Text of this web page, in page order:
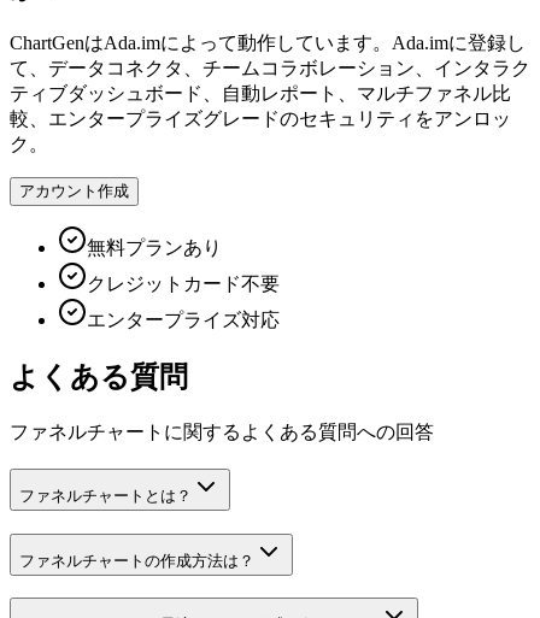
ChartGenはAda.imによって動作しています。Ada.imに登録し
て、データコネクタ、チームコラボレーション、インタラク
ティブダッシュボード、自動レポート、マルチファネル比
較、エンタープライズグレードのセキュリティをアンロッ
ク。
アカウント作成
無料プランあり
クレジットカード不要
エンタープライズ対応
よくある質問
ファネルチャートに関するよくある質問への回答
ファネルチャートとは？
ファネルチャートの作成方法は？